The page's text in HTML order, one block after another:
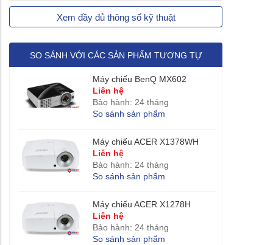
Xem đầy đủ thông số kỹ thuật
SO SÁNH VỚI CÁC SẢN PHẨM TƯƠNG TỰ
Máy chiếu BenQ MX602
Liên hệ
Bảo hành: 24 tháng
So sánh sản phẩm
Máy chiếu ACER X1378WH
Liên hệ
Bảo hành: 24 tháng
So sánh sản phẩm
Máy chiếu ACER X1278H
Liên hệ
Bảo hành: 24 tháng
So sánh sản phẩm